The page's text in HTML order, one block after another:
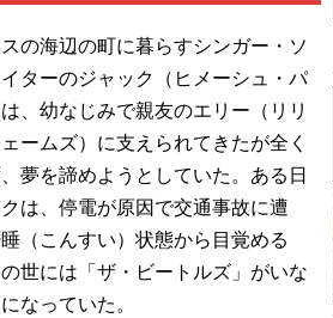
の海辺の町に暮らすシンガー・ソ
ターのジャック（ヒメーシュ・パ
、幼なじみで親友のエリー（リリ
ームズ）に支えられてきたが全く
夢を諦めようとしていた。ある日
は、停電が原因で交通事故に遭
（こんすい）状態から目覚める
世には「ザ・ビートルズ」がいな
なっていた。